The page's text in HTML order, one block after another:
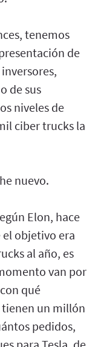
tenemos
de
de sus
niveles de
ciber trucks la
nuevo.
Elon, hace
el objetivo era
al año, es
van por
qué
tienen un millón
pedidos,